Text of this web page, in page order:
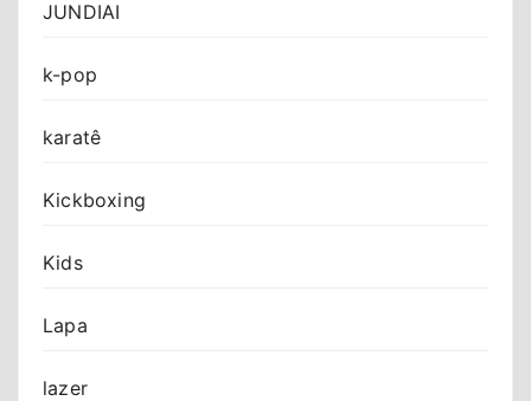
JUNDIAI
k-pop
karatê
Kickboxing
Kids
Lapa
lazer